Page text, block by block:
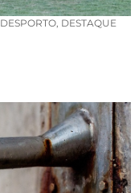
DESPORTO, DESTAQUE